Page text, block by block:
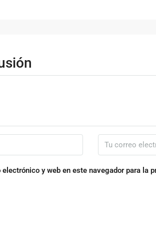
y web en este navegador para la